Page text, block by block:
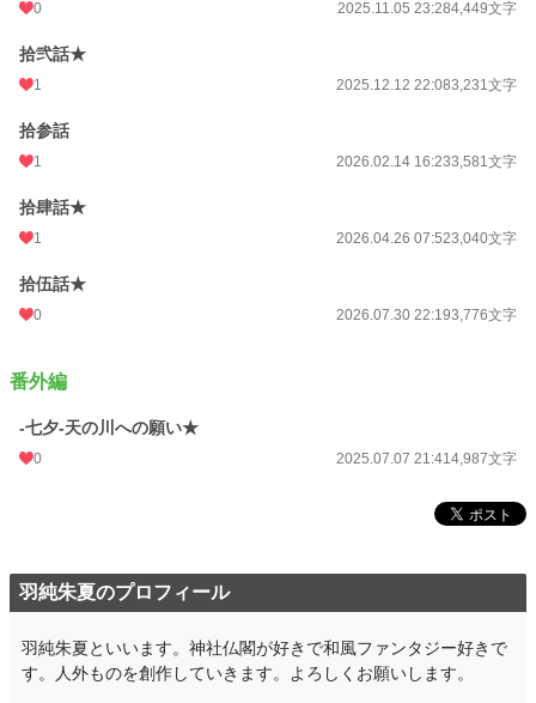
0 2025.11.05 23:284,449文字
拾弐話★
1 2025.12.12 22:083,231文字
拾参話
1 2026.02.14 16:233,581文字
拾肆話★
1 2026.04.26 07:523,040文字
拾伍話★
0 2026.07.30 22:193,776文字
番外編
-七夕-天の川への願い★
0 2025.07.07 21:414,987文字
羽純朱夏のプロフィール
羽純朱夏といいます。神社仏閣が好きで和風ファンタジー好きで
す。人外ものを創作していきます。よろしくお願いします。